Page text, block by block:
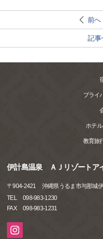
前へ
記事
プライ
ホテ
教育旅
伊計島温泉 ＡＪリゾートア
〒904-2421
沖縄県うるま市与那城
TEL
098-983-1230
FAX
098-983-1231